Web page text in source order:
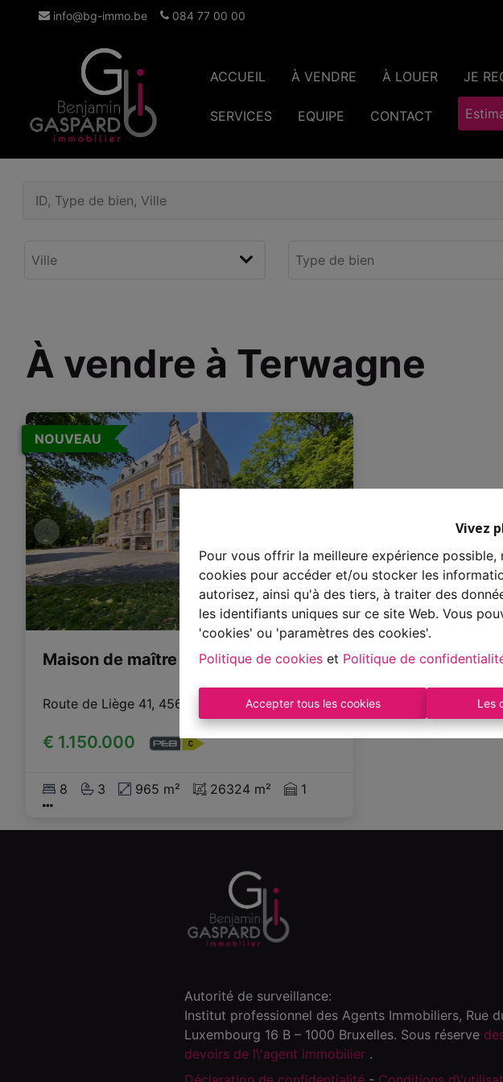
Vivez
Pour vous offrir la meilleure expérience
cookies pour accéder et/ou stocker les
autorisez, ainsi qu'à des tiers, à traiter des
les identifiants uniques sur ce site Web. Vous
'cookies' ou 'paramètres des cookies'.
Politique de cookies et Politique de
Accepter tous les cookies Les
info@bg-immo.be 084 77 00 00
ACCUEIL À VENDRE À LOUER JE
SERVICES EQUIPE CONTACT
À vendre à Terwagne
NOUVEAU
Maison de maître
Route de Liège 41, 4560 Terwagne | Ref: 3572
€ 1.150.000
8 3 965 m² 26324 m² 1
Autorité de surveillance:
Institut professionnel des Agents Immobiliers, Rue
Luxembourg 16 B – 1000 Bruxelles. Sous réserve
devoirs de l\'agent immobilier .